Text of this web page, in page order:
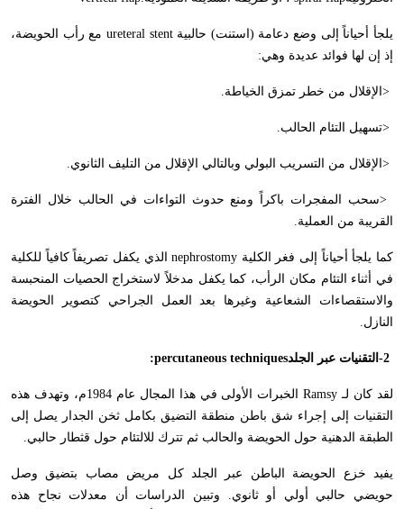
يلجأ أحياناً إلى وضع دعامة (استنت) حالبية ureteral stent مع رأب الحويضة،
إذ إن لها فوائد عديدة وهي:
> الإقلال من خطر تمزق الخياطة.
>تسهيل التئام الحالب.
> الإقلال من التسريب البولي وبالتالي الإقلال من التليف الثانوي.
>سحب المفجرات باكراً ومنع حدوث التواءات في الحالب خلال الفترة
القريبة من العملية.
كما يلجأ أحياناً إلى فغر الكلية nephrostomy الذي يكفل تصريفاً كافياً للكلية
في أثناء التئام مكان الرأب، كما يكفل مدخلاً لاستخراج الحصيات المنحبسة
والاستقصاءات الشعاعية وغيرها بعد العمل الجراحي كتصوير الحويضة
النازل.
-2 التقنيات عبر الجلد:percutaneous techniques
لقد كان لـRamsy
الخبرات الأولى في هذا المجال عام 1984م، وتهدف هذه
التقنيات إلى إجراء شق باطن منطقة التضيق بكامل ثخن الجدار يصل إلى
الطبقة الدهنية حول الحويضة والحالب ثم تترك للالتئام حول قثطار حالبي.
يفيد خزع الحويضة الباطن عبر الجلد كل مريض مصاب بتضيق وصل
حويضي حالبي أولي أو ثانوي. وتبين الدراسات أن معدلات نجاح هذه